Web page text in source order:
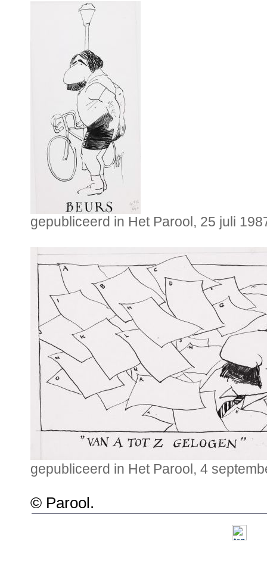
gepubliceerd in Het Parool, 25 juli
gepubliceerd in Het Parool, 4
© Parool.